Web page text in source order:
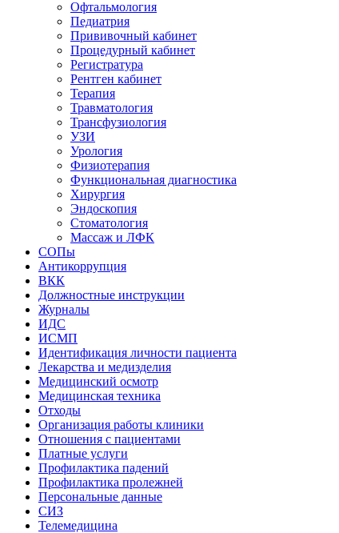
Офтальмология
Педиатрия
Прививочный кабинет
Процедурный кабинет
Регистратура
Рентген кабинет
Терапия
Травматология
Трансфузиология
УЗИ
Урология
Физиотерапия
Функциональная диагностика
Хирургия
Эндоскопия
Стоматология
Массаж и ЛФК
СОПы
Антикоррупция
ВКК
Должностные инструкции
Журналы
ИДС
ИСМП
Идентификация личности пациента
Лекарства и медизделия
Медицинский осмотр
Медицинская техника
Отходы
Организация работы клиники
Отношения с пациентами
Платные услуги
Профилактика падений
Профилактика пролежней
Персональные данные
СИЗ
Телемедицина